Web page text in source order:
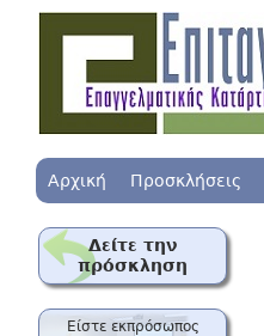
Αρχική Προσκλήσεις
Δείτε την
πρόσκληση
Είστε εκπρόσωπος